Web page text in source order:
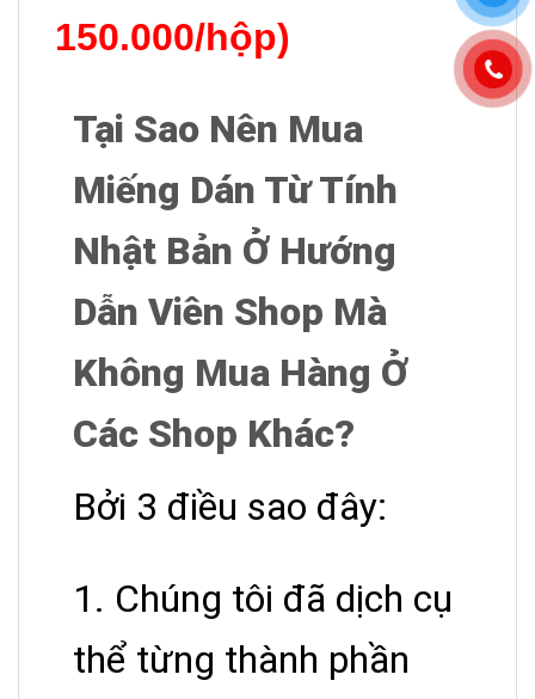
150.000/hộp)
Tại Sao Nên Mua
Miếng Dán Từ Tính
Nhật Bản Ở Hướng
Dẫn Viên Shop Mà
Không Mua Hàng Ở
Các Shop Khác?
Bởi 3 điều sao đây:
1. Chúng tôi đã dịch cụ
thể từng thành phần